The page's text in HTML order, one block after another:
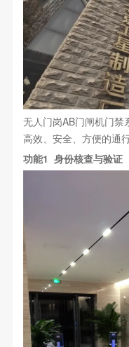
无人门岗AB门闸机门禁
高效、安全、方便的通
功能1 身份核查与验证